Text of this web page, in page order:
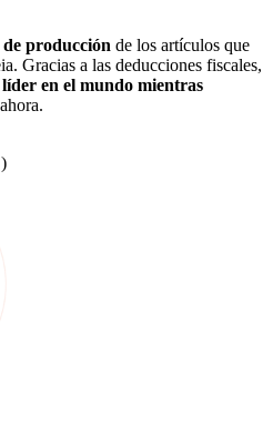
producción de los artículos que
Gracias a las deducciones fiscales,
en el mundo mientras